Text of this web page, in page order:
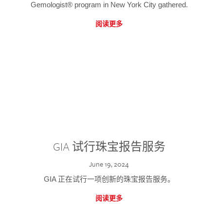
Gemologist® program in New York City gathered.
阅读更多
GIA 试行珠宝报告服务
June 19, 2024
GIA 正在试行一项创新的珠宝报告服务。
阅读更多